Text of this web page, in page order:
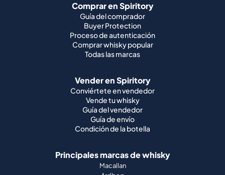
Comprar en Spiritory
Guía del comprador
Buyer Protection
Proceso de autenticación
Comprar whisky popular
Todas las marcas
Vender en Spiritory
Conviértete en vendedor
Vende tu whisky
Guía del vendedor
Guía de envío
Condición de la botella
Principales marcas de whisky
Macallan